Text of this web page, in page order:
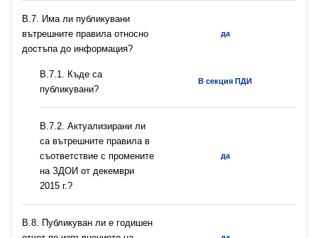
В.7. Има ли публикувани
вътрешните правила относно
достъпа до информация?
да
В.7.1. Къде са
публикувани?
В секция ПДИ
В.7.2. Актуализирани ли
са вътрешните правила в
съответствие с промените
на ЗДОИ от декември
2015 г.?
да
В.8. Публикуван ли е годишен